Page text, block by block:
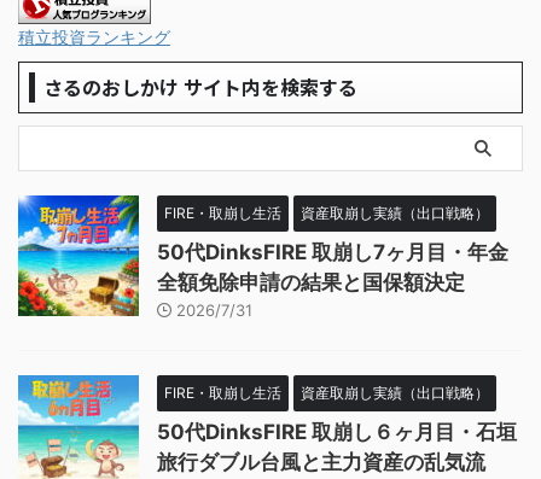
積立投資ランキング
さるのおしかけ サイト内を検索する
FIRE・取崩し生活 資産取崩し実績（出口戦略）
50代DinksFIRE 取崩し7ヶ月目・年金
全額免除申請の結果と国保額決定
2026/7/31
FIRE・取崩し生活 資産取崩し実績（出口戦略）
50代DinksFIRE 取崩し６ヶ月目・石垣
旅行ダブル台風と主力資産の乱気流